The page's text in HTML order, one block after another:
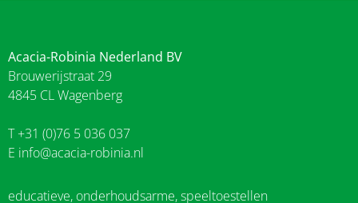
Acacia-Robinia Nederland BV
Brouwerijstraat 29
4845 CL Wagenberg
T +31 (0)76 5 036 037
E info@acacia-robinia.nl
educatieve, onderhoudsarme, speeltoestellen